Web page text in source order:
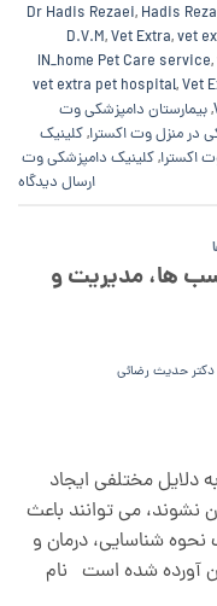
Dr Hadis Rezaei, Hadis
D.V.M,Vet Extra,vet
IN_home Pet Care service,
vet extra pet hospital,Vet
,بیمارستان دامپزشکی وت
در منزل وت اکسترا,کلینیک
اکسترا,کلینیک دامپزشکی وت
ارسال دیدگاه
ها، مدیریت و
دکتر حدیث رضائی
دلایل مختلفی ایجاد
نشوند، می توانند باعث
شناسایی، درمان و
آورده شده است نام